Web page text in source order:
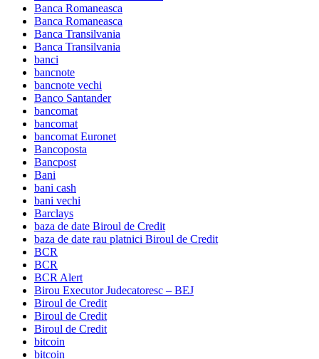
Banca Romaneasca
Banca Romaneasca
Banca Transilvania
Banca Transilvania
banci
bancnote
bancnote vechi
Banco Santander
bancomat
bancomat
bancomat Euronet
Bancoposta
Bancpost
Bani
bani cash
bani vechi
Barclays
baza de date Biroul de Credit
baza de date rau platnici Biroul de Credit
BCR
BCR
BCR Alert
Birou Executor Judecatoresc – BEJ
Biroul de Credit
Biroul de Credit
Biroul de Credit
bitcoin
bitcoin